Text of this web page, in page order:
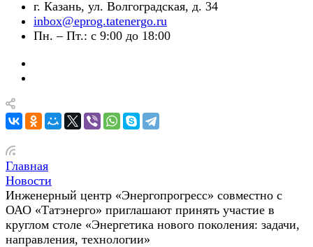
г. Казань, ул. Волгоградская, д. 34
inbox@eprog.tatenergo.ru
Пн. – Пт.: с 9:00 до 18:00
Главная
Новости
Инженерный центр «Энергопрогресс» совместно с
ОАО «Татэнерго» приглашают принять участие в
круглом столе «Энергетика нового поколения: задачи,
направления, технологии»